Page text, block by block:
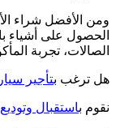
ومن الأفضل شراء
الحصول على أشياء
الصالات، تجربة
هل ترغب بتأجير
نقوم باستقبال